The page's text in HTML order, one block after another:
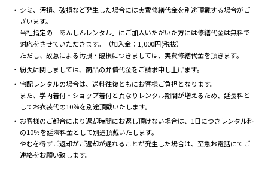
シミ、汚損、破損など発生した場合には実費修繕代金を別途頂戴する場合がご
ざいます。
当社指定の「あんしんレンタル」にご加入いただいた方には修繕代金は無料で
対応をさせていただきます。（加入金：1,000円(税抜）
ただし、故意による汚損・破損につきましては、実費修繕代金を頂きます。
紛失に関しましては、商品の弁償代金をご請求申し上げます。
宅配レンタルの場合は、送料往復ともにお客様ご負担となります。
また、学内着付・ショップ着付と異なりレンタル期間が増えるため、延長料と
してお衣装代の10％を別途頂戴いたします。
お客様のご都合により返却時間にお返し頂けない場合は、1日につきレンタル料
の10％を延滞料金として別途頂戴いたします。
やむを得ずご返却がご返却が遅れることが発生した場合は、至急お電話にてご
連絡をお願い致します。